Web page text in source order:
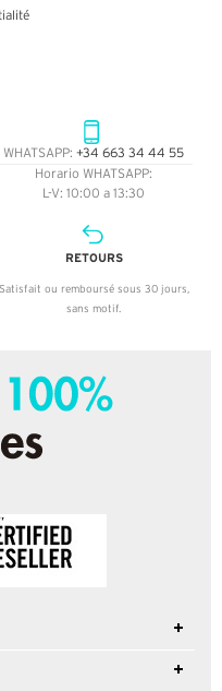
WHATSAPP: +34 663 34 44 55
Horario WHATSAPP:
L-V: 10:00 a 13:30
RETOURS
Satisfait ou remboursé sous 30 jours,
sans motif.